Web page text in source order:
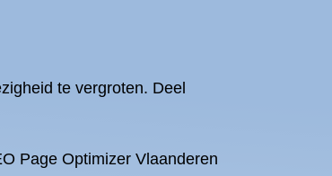
te vergroten. Deel
Page Optimizer Vlaanderen